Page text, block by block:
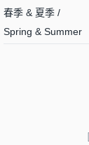
春季 & 夏季 /
Spring & Summer